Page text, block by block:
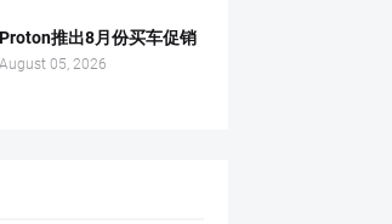
Proton推出8月份买车促销
August 05, 2026